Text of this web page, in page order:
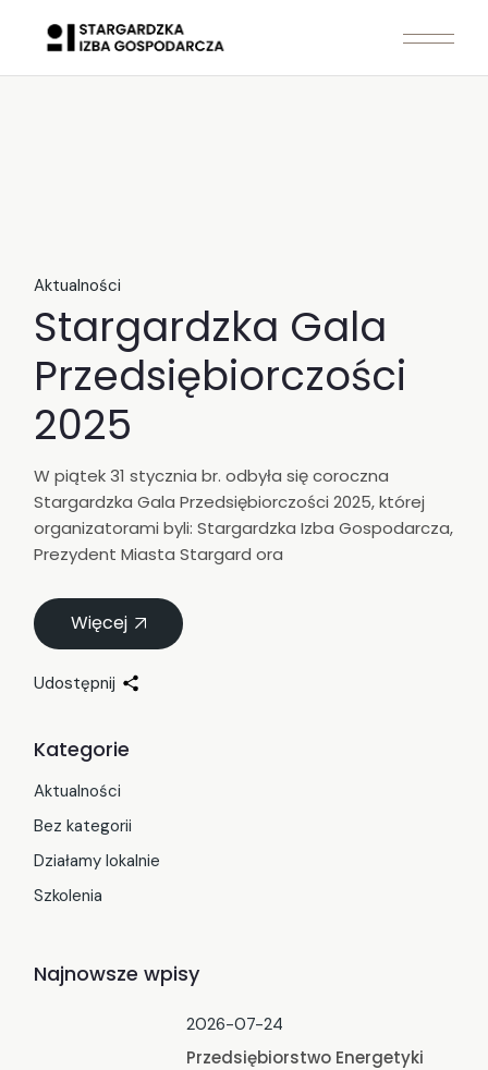
content
Aktualności
Stargardzka Gala
Przedsiębiorczości
2025
W piątek 31 stycznia br. odbyła się coroczna
Stargardzka Gala Przedsiębiorczości 2025, której
organizatorami byli: Stargardzka Izba Gospodarcza,
Prezydent Miasta Stargard ora
Więcej
Udostępnij
Kategorie
Aktualności
Bez kategorii
Działamy lokalnie
Szkolenia
Najnowsze wpisy
2026-07-24
Przedsiębiorstwo Energetyki